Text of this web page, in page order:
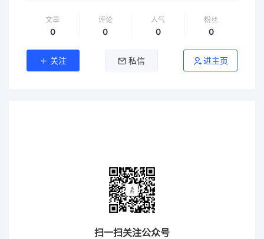
文章
0
评论
0
人气
0
粉丝
0
关注 私信 进主页
扫一扫关注公众号